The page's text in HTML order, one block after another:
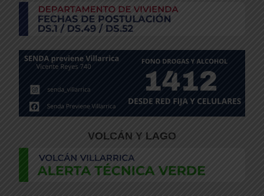
VOLCÁN Y LAGO